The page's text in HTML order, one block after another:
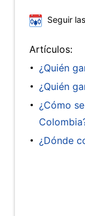
Seguir
Artículos:
¿Quién
¿Quién
¿Cómo
¿Dónde